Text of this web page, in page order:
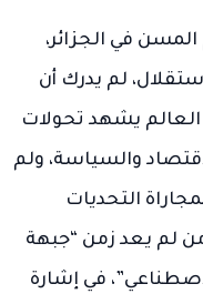
في الجزائر،
لم يدرك أن
العالم يشهد تحولات
والسياسة، ولم
التحديات
لم يعد زمن “جبهة
في إشارة